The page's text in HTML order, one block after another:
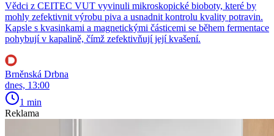
Vědci z CEITEC VUT vyvinuli mikroskopické bioboty, které by
mohly zefektivnit výrobu piva a usnadnit kontrolu kvality potravin.
Kapsle s kvasinkami a magnetickými částicemi se během fermentace
pohybují v kapalině, čímž zefektivňují její kvašení.
Brněnská Drbna
dnes, 13:00
1 min
Reklama